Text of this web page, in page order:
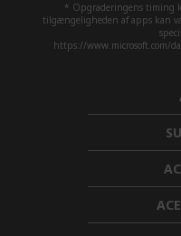
* Opgraderingens timing
tilgængeligheden af apps kan
https://www.microsoft.com/